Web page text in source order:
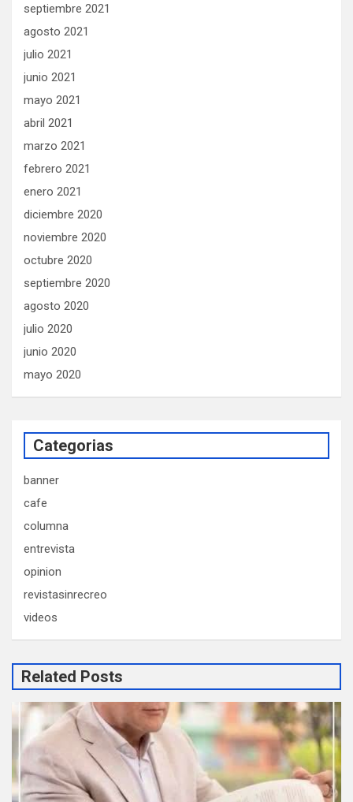
septiembre 2021
agosto 2021
julio 2021
junio 2021
mayo 2021
abril 2021
marzo 2021
febrero 2021
enero 2021
diciembre 2020
noviembre 2020
octubre 2020
septiembre 2020
agosto 2020
julio 2020
junio 2020
mayo 2020
Categorias
banner
cafe
columna
entrevista
opinion
revistasinrecreo
videos
Related Posts